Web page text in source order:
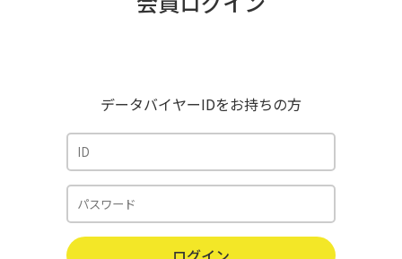
データバイヤーIDをお持ちの方